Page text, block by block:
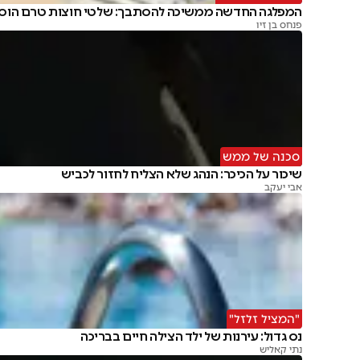
המפלגה החדשה ממשיכה להסתבך: שלטי חוצות טרם
פנחס בן זיו
סכנה של ממש
שיכור על הכיכר: הנהג שלא הצליח לחזור לכביש
אבי יעקב
"המציל זלזל"
נס גדול: עירנות של ילד הצילה חיים בבריכה
נתי קאליש